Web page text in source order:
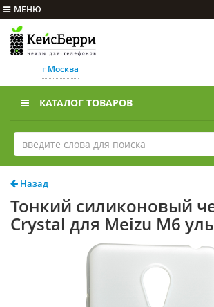
МЕНЮ
г Москва
КАТАЛОГ ТОВАРОВ
Назад
Тонкий силиконовый
Crystal для Meizu M6